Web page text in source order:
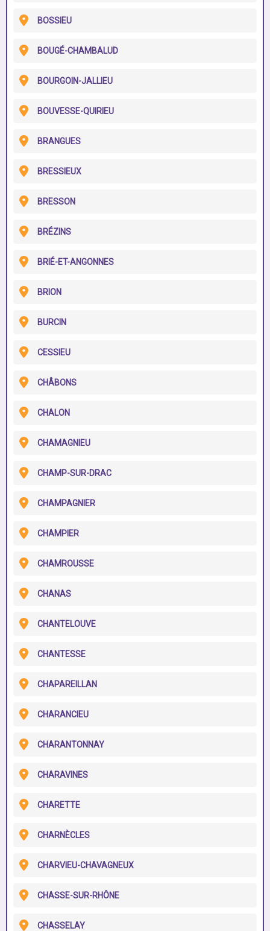
BOSSIEU
BOUGÉ-CHAMBALUD
BOURGOIN-JALLIEU
BOUVESSE-QUIRIEU
BRANGUES
BRESSIEUX
BRESSON
BRÉZINS
BRIÉ-ET-ANGONNES
BRION
BURCIN
CESSIEU
CHÂBONS
CHALON
CHAMAGNIEU
CHAMP-SUR-DRAC
CHAMPAGNIER
CHAMPIER
CHAMROUSSE
CHANAS
CHANTELOUVE
CHANTESSE
CHAPAREILLAN
CHARANCIEU
CHARANTONNAY
CHARAVINES
CHARETTE
CHARNÈCLES
CHARVIEU-CHAVAGNEUX
CHASSE-SUR-RHÔNE
CHASSELAY